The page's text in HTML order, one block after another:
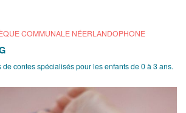
COMMUNALE NÉERLANDOPHONE
contes spécialisés pour les enfants de 0 à 3 ans.